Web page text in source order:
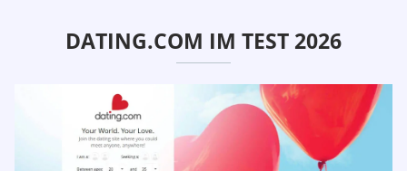
DATING.COM IM TEST 2026